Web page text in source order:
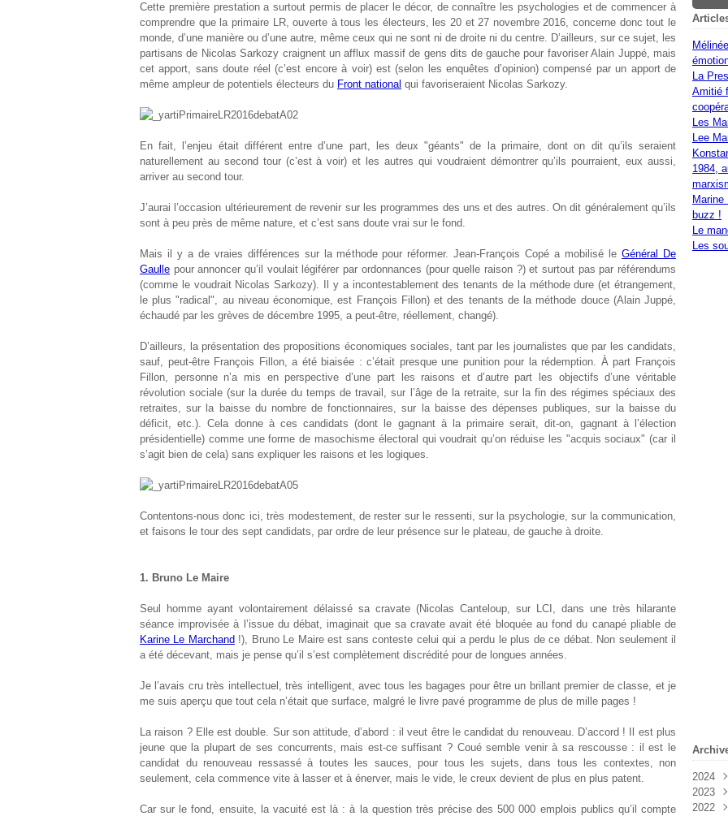
Cette première prestation a surtout permis de placer le décor, de connaître les psychologies et de commencer à
comprendre que la primaire LR, ouverte à tous les électeurs, les 20 et 27 novembre 2016, concerne donc tout le
monde, d’une manière ou d’une autre, même ceux qui ne sont ni de droite ni du centre. D’ailleurs, sur ce sujet, les
partisans de Nicolas Sarkozy craignent un afflux massif de gens dits de gauche pour favoriser Alain Juppé, mais
cet apport, sans doute réel (c’est encore à voir) est (selon les enquêtes d’opinion) compensé par un apport de
même ampleur de potentiels électeurs du Front national qui favoriseraient Nicolas Sarkozy.
En fait, l’enjeu était différent entre d’une part, les deux "géants" de la primaire, dont on dit qu’ils seraient
naturellement au second tour (c’est à voir) et les autres qui voudraient démontrer qu’ils pourraient, eux aussi,
arriver au second tour.
J’aurai l’occasion ultérieurement de revenir sur les programmes des uns et des autres. On dit généralement qu’ils
sont à peu près de même nature, et c’est sans doute vrai sur le fond.
Mais il y a de vraies différences sur la méthode pour réformer. Jean-François Copé a mobilisé leGénéral De
Gaulle pour annoncer qu’il voulait légiférer par ordonnances (pour quelle raison ?) et surtout pas par référendums
(comme le voudrait Nicolas Sarkozy). Il y a incontestablement des tenants de la méthode dure (et étrangement,
le plus "radical", au niveau économique, est François Fillon) et des tenants de la méthode douce (Alain Juppé,
échaudé par les grèves de décembre 1995, a peut-être, réellement, changé).
D’ailleurs, la présentation des propositions économiques sociales, tant par les journalistes que par les candidats,
sauf, peut-être François Fillon, a été biaisée : c’était presque une punition pour la rédemption. À part François
Fillon, personne n’a mis en perspective d’une part les raisons et d’autre part les objectifs d’une véritable
révolution sociale (sur la durée du temps de travail, sur l’âge de la retraite, sur la fin des régimes spéciaux des
retraites, sur la baisse du nombre de fonctionnaires, sur la baisse des dépenses publiques, sur la baisse du
déficit, etc.). Cela donne à ces candidats (dont le gagnant à la primaire serait, dit-on, gagnant à l’élection
présidentielle) comme une forme de masochisme électoral qui voudrait qu’on réduise les "acquis sociaux" (car il
s’agit bien de cela) sans expliquer les raisons et les logiques.
Contentons-nous donc ici, très modestement, de rester sur le ressenti, sur la psychologie, sur la communication,
et faisons le tour des sept candidats, par ordre de leur présence sur le plateau, de gauche à droite.
1. Bruno Le Maire
Seul homme ayant volontairement délaissé sa cravate (Nicolas Canteloup, sur LCI, dans une très hilarante
séance improvisée à l’issue du débat, imaginait que sa cravate avait été bloquée au fond du canapé pliable de
Karine Le Marchand !), Bruno Le Maire est sans conteste celui qui a perdu le plus de ce débat. Non seulement il
a été décevant, mais je pense qu’il s’est complètement discrédité pour de longues années.
Je l’avais cru très intellectuel, très intelligent, avec tous les bagages pour être un brillant premier de classe, et je
me suis aperçu que tout cela n’était que surface, malgré le livre pavé programme de plus de mille pages !
La raison ? Elle est double. Sur son attitude, d’abord : il veut être le candidat du renouveau. D’accord ! Il est plus
jeune que la plupart de ses concurrents, mais est-ce suffisant ? Coué semble venir à sa rescousse : il est le
candidat du renouveau ressassé à toutes les sauces, pour tous les sujets, dans tous les contextes, non
seulement, cela commence vite à lasser et à énerver, mais le vide, le creux devient de plus en plus patent.
Car sur le fond, ensuite, la vacuité est là : à la question très précise des 500 000 emplois publics qu’il compte
La
Amitié
Les
Lee
1984,
buzz !
Le
Les
2024
2023
2022